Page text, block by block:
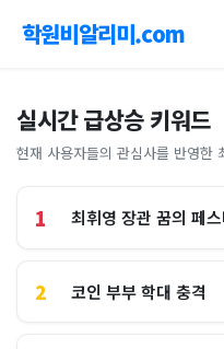
학원비알리미.com
실시간 급상승 키워드
현재 사용자들의 관심사를 반영한
1 최휘영 장관 꿈의 페
2 코인 부부 학대 충격